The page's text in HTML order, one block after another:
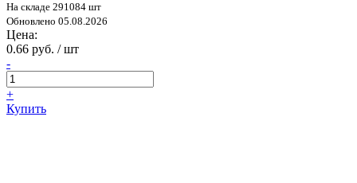
На складе 291084 шт
Обновлено 05.08.2026
Цена:
0.66 руб. / шт
-
+
Купить